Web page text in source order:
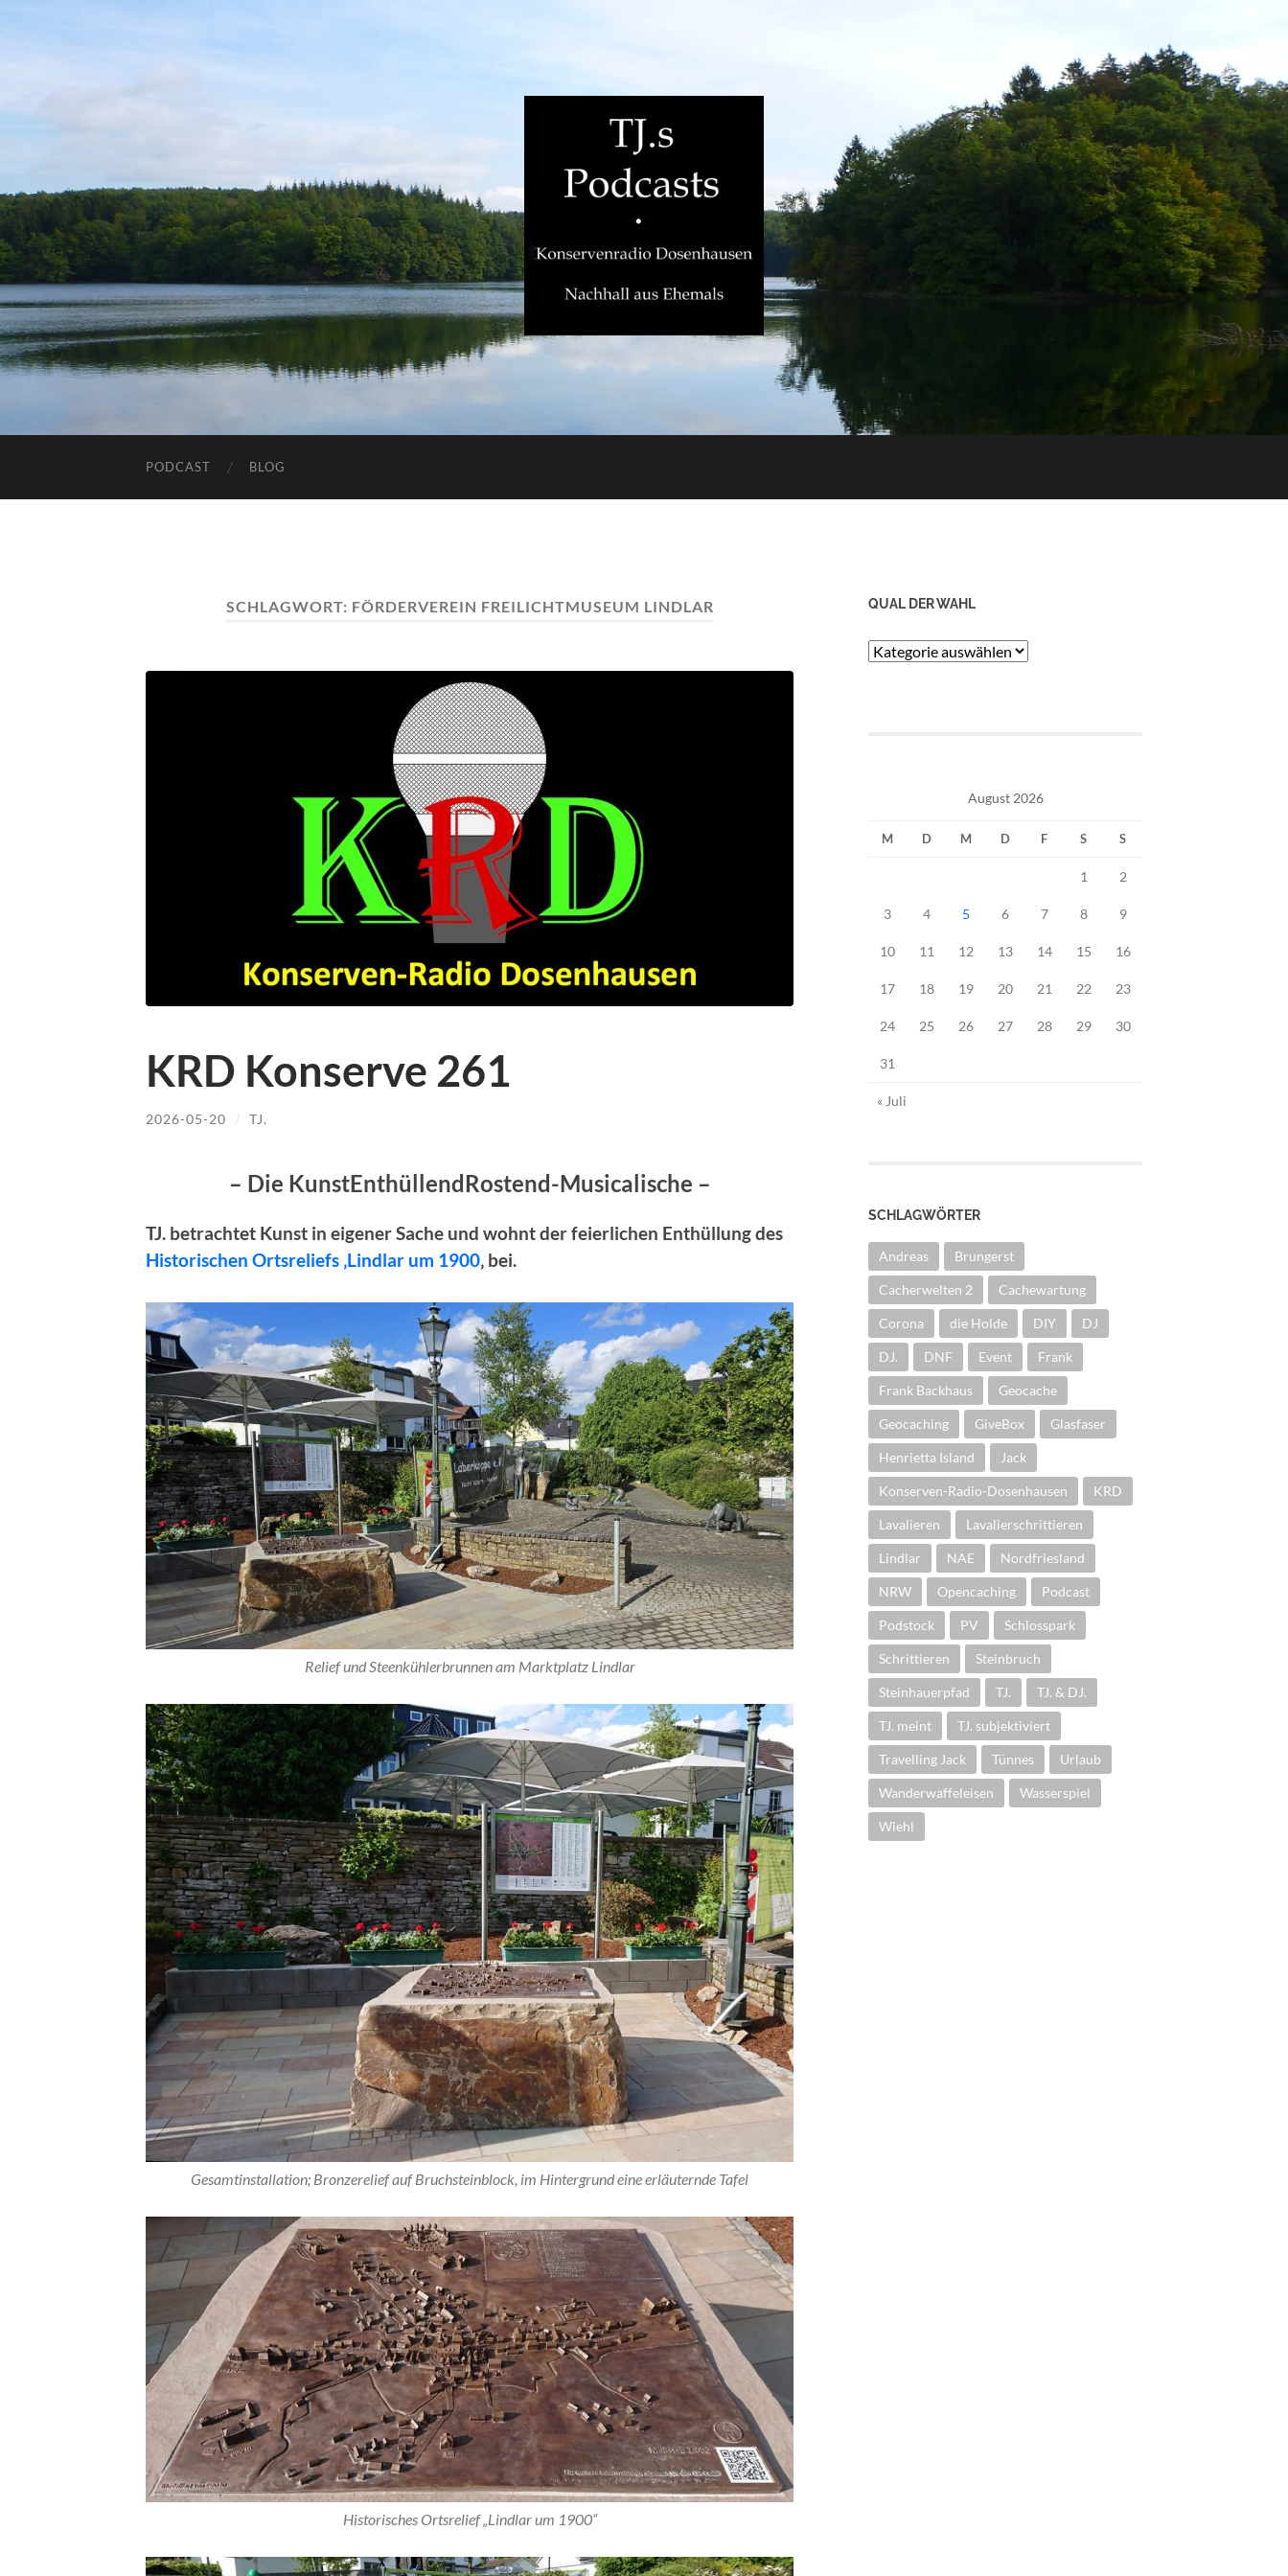
PODCAST BLOG
SCHLAGWORT: FÖRDERVEREIN FREILICHTMUSEUM LINDLAR
KRD Konserve 261
2026-05-20 / TJ.
– Die KunstEnthüllendRostend-Musicalische –
TJ. betrachtet Kunst in eigener Sache und wohnt derfeierlichen Enthüllung des
Historischen Ortsreliefs ‚Lindlar um 1900‚ bei.
Relief und Steenkühlerbrunnen am Marktplatz Lindlar
Gesamtinstallation; Bronzerelief auf Bruchsteinblock, im Hintergrund eine erläuternde Tafel
Historisches Ortsrelief „Lindlar um 1900“
QUAL DER WAHL
Qual
August 2026
M D M D F S S
1 2
3 4 5 6 7 8 9
10 11 12 13 14 15 16
17 18 19 20 21 22 23
24 25 26 27 28 29 30
31
« Juli
SCHLAGWÖRTER
Andreas Brungerst
Cacherwelten 2 Cachewartung
Corona die Holde DIY DJ
DJ. DNF Event Frank
Frank Backhaus Geocache
Geocaching GiveBox Glasfaser
Henrietta Island Jack
Konserven-Radio-Dosenhausen KRD
Lavalieren Lavalierschrittieren
Lindlar NAE Nordfriesland
NRW Opencaching Podcast
Podstock PV Schlosspark
Schrittieren Steinbruch
Steinhauerpfad TJ. TJ. & DJ.
TJ. meint TJ. subjektiviert
Travelling Jack Tünnes Urlaub
Wanderwaffeleisen Wasserspiel
Wiehl